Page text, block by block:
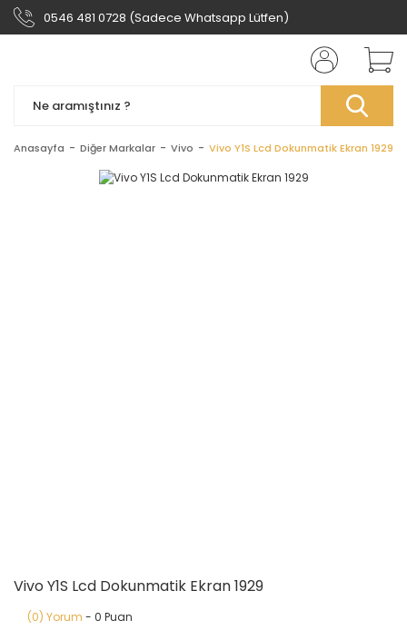
0546 481 0728 (Sadece Whatsapp Lütfen)
Anasayfa Diğer Markalar Vivo Vivo Y1S Lcd Dokunmatik Ekran 1929
Vivo Y1S Lcd Dokunmatik Ekran 1929
(0) Yorum - 0 Puan